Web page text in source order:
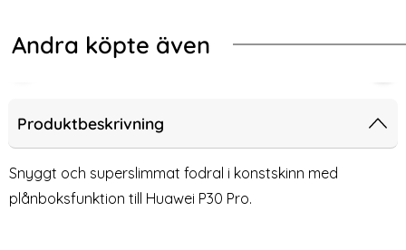
Andra köpte även
Färg! (Svart)
P30 Pro - Transparent TPU SkalHuawei P30 Pro - Plånboksfodral -
Produktbeskrivning
Snyggt och superslimmat fodral i konstskinn med
plånboksfunktion till Huawei P30 Pro.